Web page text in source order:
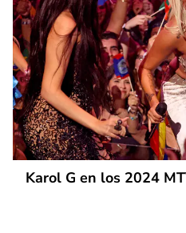
Karol G en los 2024